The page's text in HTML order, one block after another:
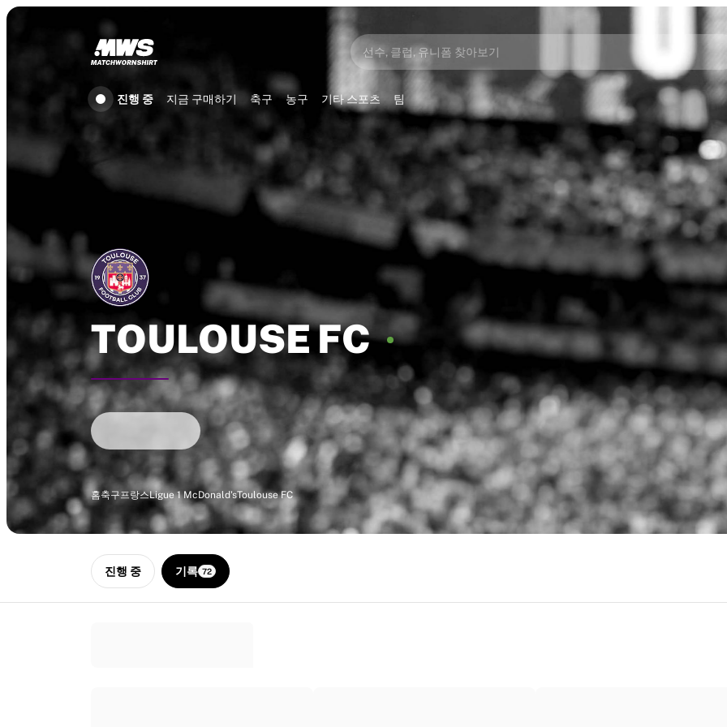
진행 중
월드 챔피언십 경매
Team Liquid | EWC 2026
진행 중인 모든 경매
곧 종료
월드 챔피언십 경매
상품
실착 유니폼
사인 유니폼
데뷔 유니폼
액자에 담긴 유니폼
축구
하이라이트
월드 챔피언십 경매
레전드 컬렉션
MLS
축구 전체 보기
인기 팀
잉글랜드
노르웨이
미국
FC 바이에른 뮌헨
선수, 클럽, 유니폼 찾아보기
진행 중 지금 구매하기 축구 농구 기타 스포츠 팀
TOULOUSEFC
홈축구프랑스Ligue 1 McDonald'sToulouse FC
진행 중 기록 72